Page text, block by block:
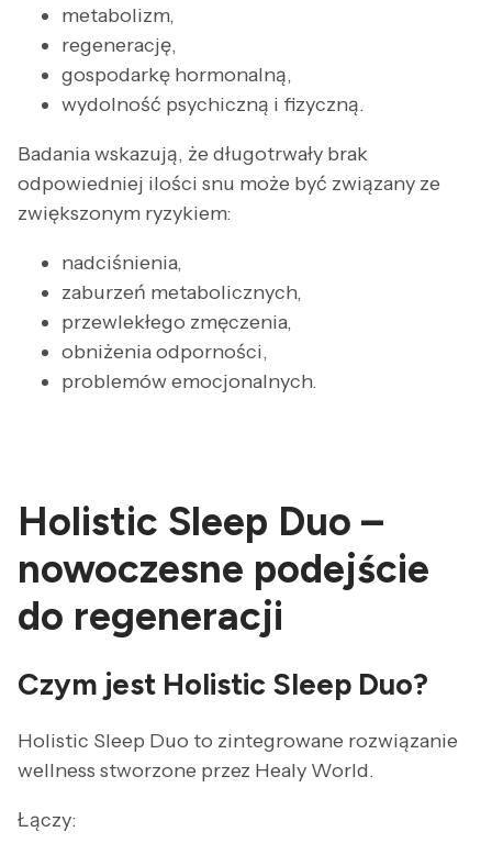
metabolizm,
regenerację,
gospodarkę hormonalną,
wydolność psychiczną i fizyczną.
Badania wskazują, że długotrwały brak
odpowiedniej ilości snu może być związany ze
zwiększonym ryzykiem:
nadciśnienia,
zaburzeń metabolicznych,
przewlekłego zmęczenia,
obniżenia odporności,
problemów emocjonalnych.
Holistic Sleep Duo –
nowoczesne podejście
do regeneracji
Czym jest Holistic Sleep Duo?
Holistic Sleep Duo to zintegrowane rozwiązanie
wellness stworzone przez Healy World.
Łączy: